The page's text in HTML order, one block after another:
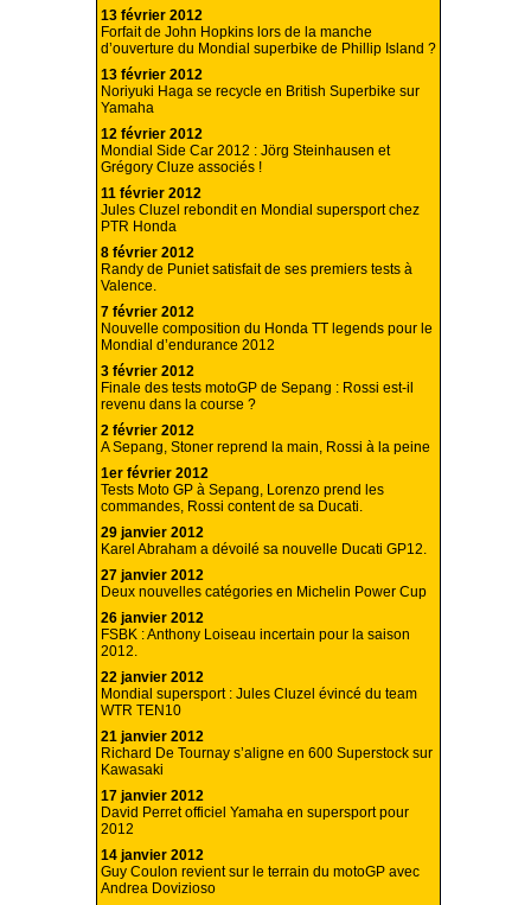
13 février 2012
Forfait de John Hopkins lors de la manche
d’ouverture du Mondial superbike de Phillip Island ?
13 février 2012
Noriyuki Haga se recycle en British Superbike sur
Yamaha
12 février 2012
Mondial Side Car 2012 : Jörg Steinhausen et
Grégory Cluze associés !
11 février 2012
Jules Cluzel rebondit en Mondial supersport chez
PTR Honda
8 février 2012
Randy de Puniet satisfait de ses premiers tests à
Valence.
7 février 2012
Nouvelle composition du Honda TT legends pour le
Mondial d’endurance 2012
3 février 2012
Finale des tests motoGP de Sepang : Rossi est-il
revenu dans la course ?
2 février 2012
A Sepang, Stoner reprend la main, Rossi à la peine
1er février 2012
Tests Moto GP à Sepang, Lorenzo prend les
commandes, Rossi content de sa Ducati.
29 janvier 2012
Karel Abraham a dévoilé sa nouvelle Ducati GP12.
27 janvier 2012
Deux nouvelles catégories en Michelin Power Cup
26 janvier 2012
FSBK : Anthony Loiseau incertain pour la saison
2012.
22 janvier 2012
Mondial supersport : Jules Cluzel évincé du team
WTR TEN10
21 janvier 2012
Richard De Tournay s’aligne en 600 Superstock sur
Kawasaki
17 janvier 2012
David Perret officiel Yamaha en supersport pour
2012
14 janvier 2012
Guy Coulon revient sur le terrain du motoGP avec
Andrea Dovizioso